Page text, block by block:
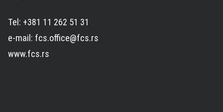
Tel: +381 11 262 51 31
e-mail: fcs.office@fcs.rs
www.fcs.rs